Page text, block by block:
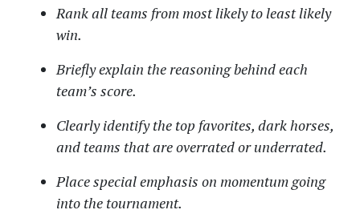
Rank all teams from most likely to least likely
win.
Briefly explain the reasoning behind each
team’s score.
Clearly identify the top favorites, dark horses,
and teams that are overrated or underrated.
Place special emphasis on momentum going
into the tournament.